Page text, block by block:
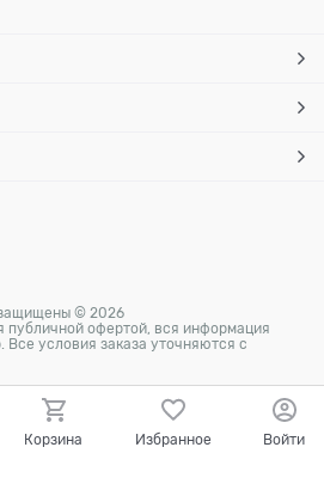
© 2026
публичной офертой, вся информация
Все условия заказа уточняются с
Корзина Избранное Войти